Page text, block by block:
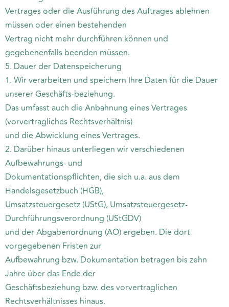
Vertrages oder die Ausführung des Auftrages ablehnen
müssen oder einen bestehenden
Vertrag nicht mehr durchführen können und
gegebenenfalls beenden müssen.
5. Dauer der Datenspeicherung
1. Wir verarbeiten und speichern Ihre Daten für die Dauer
unserer Geschäfts-beziehung.
Das umfasst auch die Anbahnung eines Vertrages
(vorvertragliches Rechtsverhältnis)
und die Abwicklung eines Vertrages.
2. Darüber hinaus unterliegen wir verschiedenen
Aufbewahrungs- und
Dokumentationspflichten, die sich u.a. aus dem
Handelsgesetzbuch (HGB),
Umsatzsteuergesetz (UStG), Umsatzsteuergesetz-
Durchführungsverordnung (UStGDV)
und der Abgabenordnung (AO) ergeben. Die dort
vorgegebenen Fristen zur
Aufbewahrung bzw. Dokumentation betragen bis zehn
Jahre über das Ende der
Geschäftsbeziehung bzw. des vorvertraglichen
Rechtsverhältnisses hinaus.